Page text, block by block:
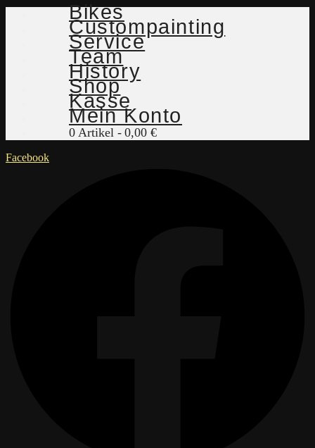
Bikes
Custompainting
Service
Team
History
Shop
Kasse
Mein Konto
0 Artikel 0,00 €
Facebook